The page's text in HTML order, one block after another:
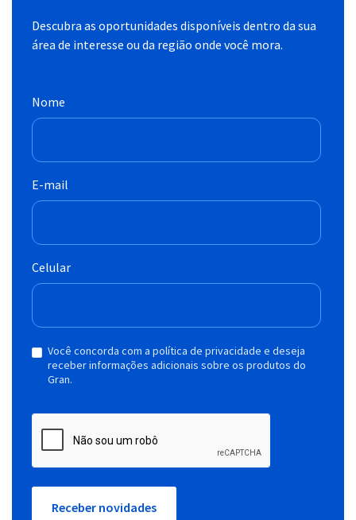
Descubra as oportunidades disponíveis dentro da sua
área de interesse ou da região onde você mora.
Nome
E-mail
Celular
Você concorda com a política de privacidade e deseja
receber informações adicionais sobre os produtos do
Gran.
Receber novidades